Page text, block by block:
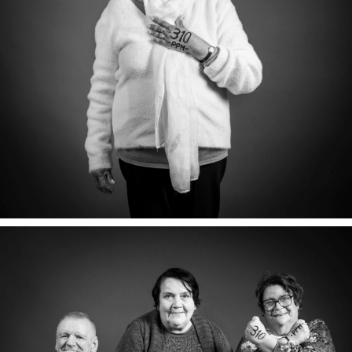
CHANTAL